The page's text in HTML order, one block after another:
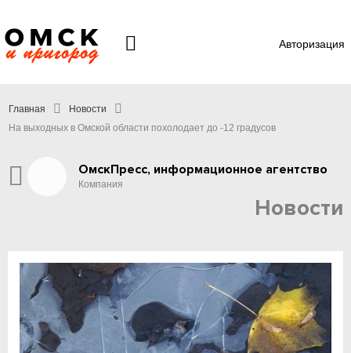
Авторизация
Главная
Новости
На выходных в Омской области похолодает до -12 градусов
ОмскПресс, информационное агентство
Компания
Новости